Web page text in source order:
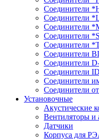
Соединители
Соединители
Соединители
Соединители
Соединители
Соединители
Соединители
Соединители
Соединители
Соединители
Установочные
Акустические
Вентиляторы и
Датчики
Корпуса для